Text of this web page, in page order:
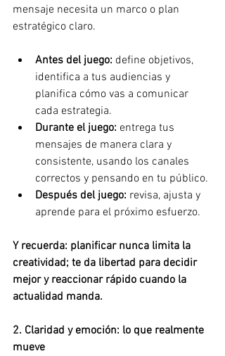
mensaje necesita un marco o plan
estratégico claro.
Antes del juego: define objetivos,
identifica a tus audiencias y
planifica cómo vas a comunicar
cada estrategia.
Durante el juego: entrega tus
mensajes de manera clara y
consistente, usando los canales
correctos y pensando en tu público.
Después del juego: revisa, ajusta y
aprende para el próximo esfuerzo.
Y recuerda: planificar nunca limita la
creatividad; te da libertad para decidir
mejor y reaccionar rápido cuando la
actualidad manda.
2. Claridad y emoción: lo que realmente
mueve